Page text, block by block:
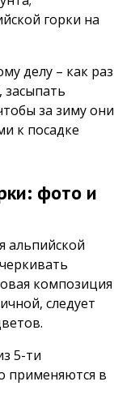
горки на
делу – как раз
засыпать
за зиму они
к посадке
фото и
альпийской
композиция
следует
5-ти
применяются в